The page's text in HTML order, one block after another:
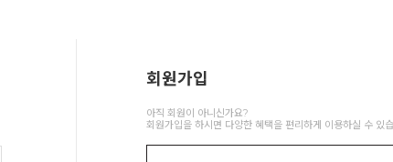
회원가입
아직 회원이 아니신가요?
회원가입을 하시면 다양한 혜택을 편리하게 이용하실 수 있